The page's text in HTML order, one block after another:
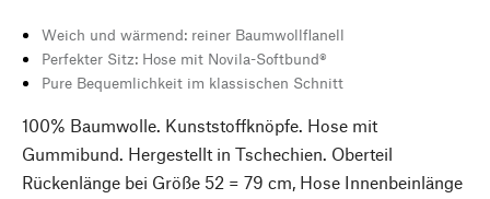
Weich und wärmend: reiner Baumwollflanell
Perfekter Sitz: Hose mit Novila-Softbund®
Pure Bequemlichkeit im klassischen Schnitt
100% Baumwolle. Kunststoffknöpfe. Hose mit
Gummibund. Hergestellt in Tschechien. Oberteil
Rückenlänge bei Größe 52 = 79 cm, Hose Innenbeinlänge